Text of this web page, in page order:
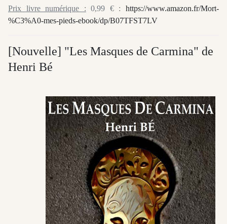
Prix livre numérique : 0,99 € :https://www.amazon.fr/Mort-
%C3%A0-mes-pieds-ebook/dp/B07TFST7LV
[Nouvelle] "Les Masques de Carmina" de
Henri Bé